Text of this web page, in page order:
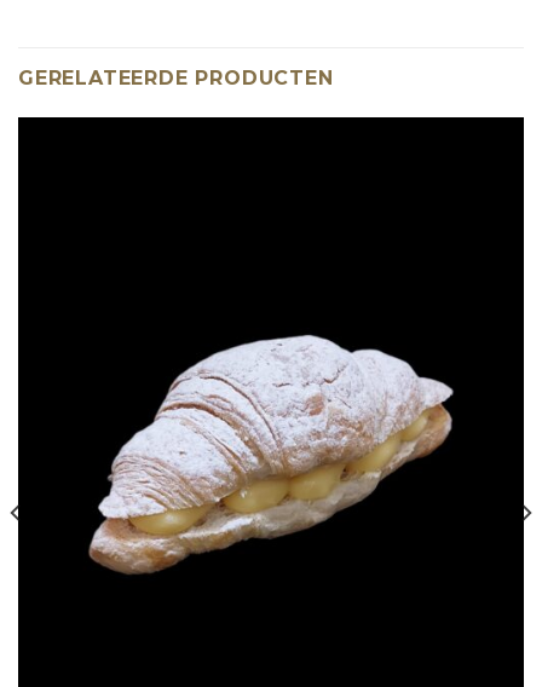
GERELATEERDE PRODUCTEN